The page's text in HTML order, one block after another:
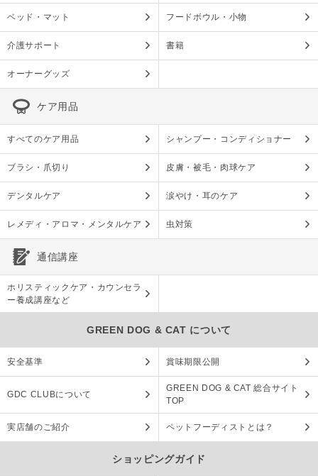
ベッド・マット フードボウル・小物
介護サポート 書籍
オーナーグッズ
ケア用品
すべてのケア用品 シャンプー・コンディショナー
ブラシ・爪切り 皮膚・被毛・肉球ケア
デンタルケア 涙やけ・耳のケア
レメディ・アロマ・メンタルケア 虫対策
通信講座
ホリスティックケア・カウンセラ
ー養成講座など
GREEN DOG & CAT について
安全基準 賞味期限公開
GDC CLUBについて
GREEN DOG & CAT 総合サイト
TOP
実店舗のご紹介 ペットフーディストとは？
ショッピングガイド